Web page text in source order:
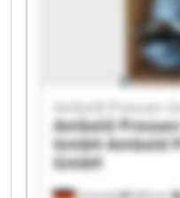
Ambold Pressen
Ambold
GmbHAmbold
GmbH